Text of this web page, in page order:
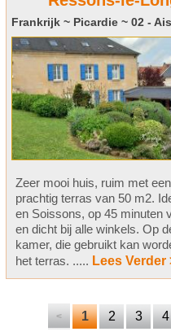
Frankrijk ~ Picardie ~ 02 -
Zeer mooi huis, ruim met
prachtig terras van 50 m2.
en Soissons, op 45 minuten
en dicht bij alle winkels. Op
kamer, die gebruikt kan
het terras. ..... Lees Verder
< 1 2 3 4